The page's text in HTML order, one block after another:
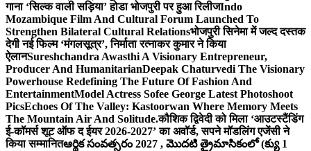
गाना ‘सिल्क वाली सड़िया’ होडा भोजपुरी पर हुआ रिलीजIndo
Mozambique Film And Cultural Forum Launched To
Strengthen Bilateral Cultural Relationsभोजपुरी सिनेमा में जल्द दस्तक
देगी नई फिल्म ‘मंगलसूत्र’, निर्माता रत्नाकर कुमार ने किया
ऐलानSureshchandra Awasthi A Visionary Entrepreneur,
Producer And HumanitarianDeepak Chaturvedi The Visionary
Powerhouse Redefining The Future Of Fashion And
EntertainmentModel Actress Sofee George Latest Photoshoot
PicsEchoes Of The Valley: Kastoorwan Where Memory Meets
The Mountain Air And Solitude.कौशिक द्विवेदी को मिला ‘आउटस्टैंडिंग
ई-कॉमर्स शूट ऑफ द ईयर 2026-2027’ का अवॉर्ड, सपने मॉडलिंग एजेंसी ने
किया सम्मानितఆర్థిక సంవత్సరం 2027 , మొదటి త్రైమాసికంలో (క్యు 1